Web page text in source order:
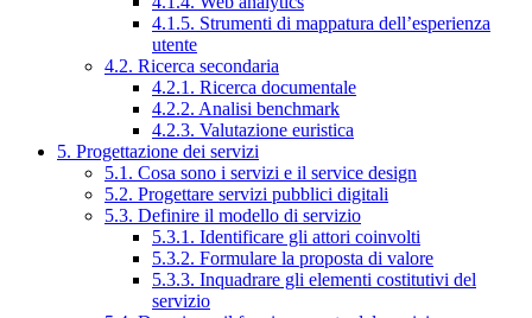
4.1.5. Strumenti di mappatura dell’esperienza
utente
4.2. Ricerca secondaria
4.2.1. Ricerca documentale
4.2.2. Analisi benchmark
4.2.3. Valutazione euristica
5. Progettazione dei servizi
5.1. Cosa sono i servizi e il service design
5.2. Progettare servizi pubblici digitali
5.3. Definire il modello di servizio
5.3.1. Identificare gli attori coinvolti
5.3.2. Formulare la proposta di valore
5.3.3. Inquadrare gli elementi costitutivi del
servizio